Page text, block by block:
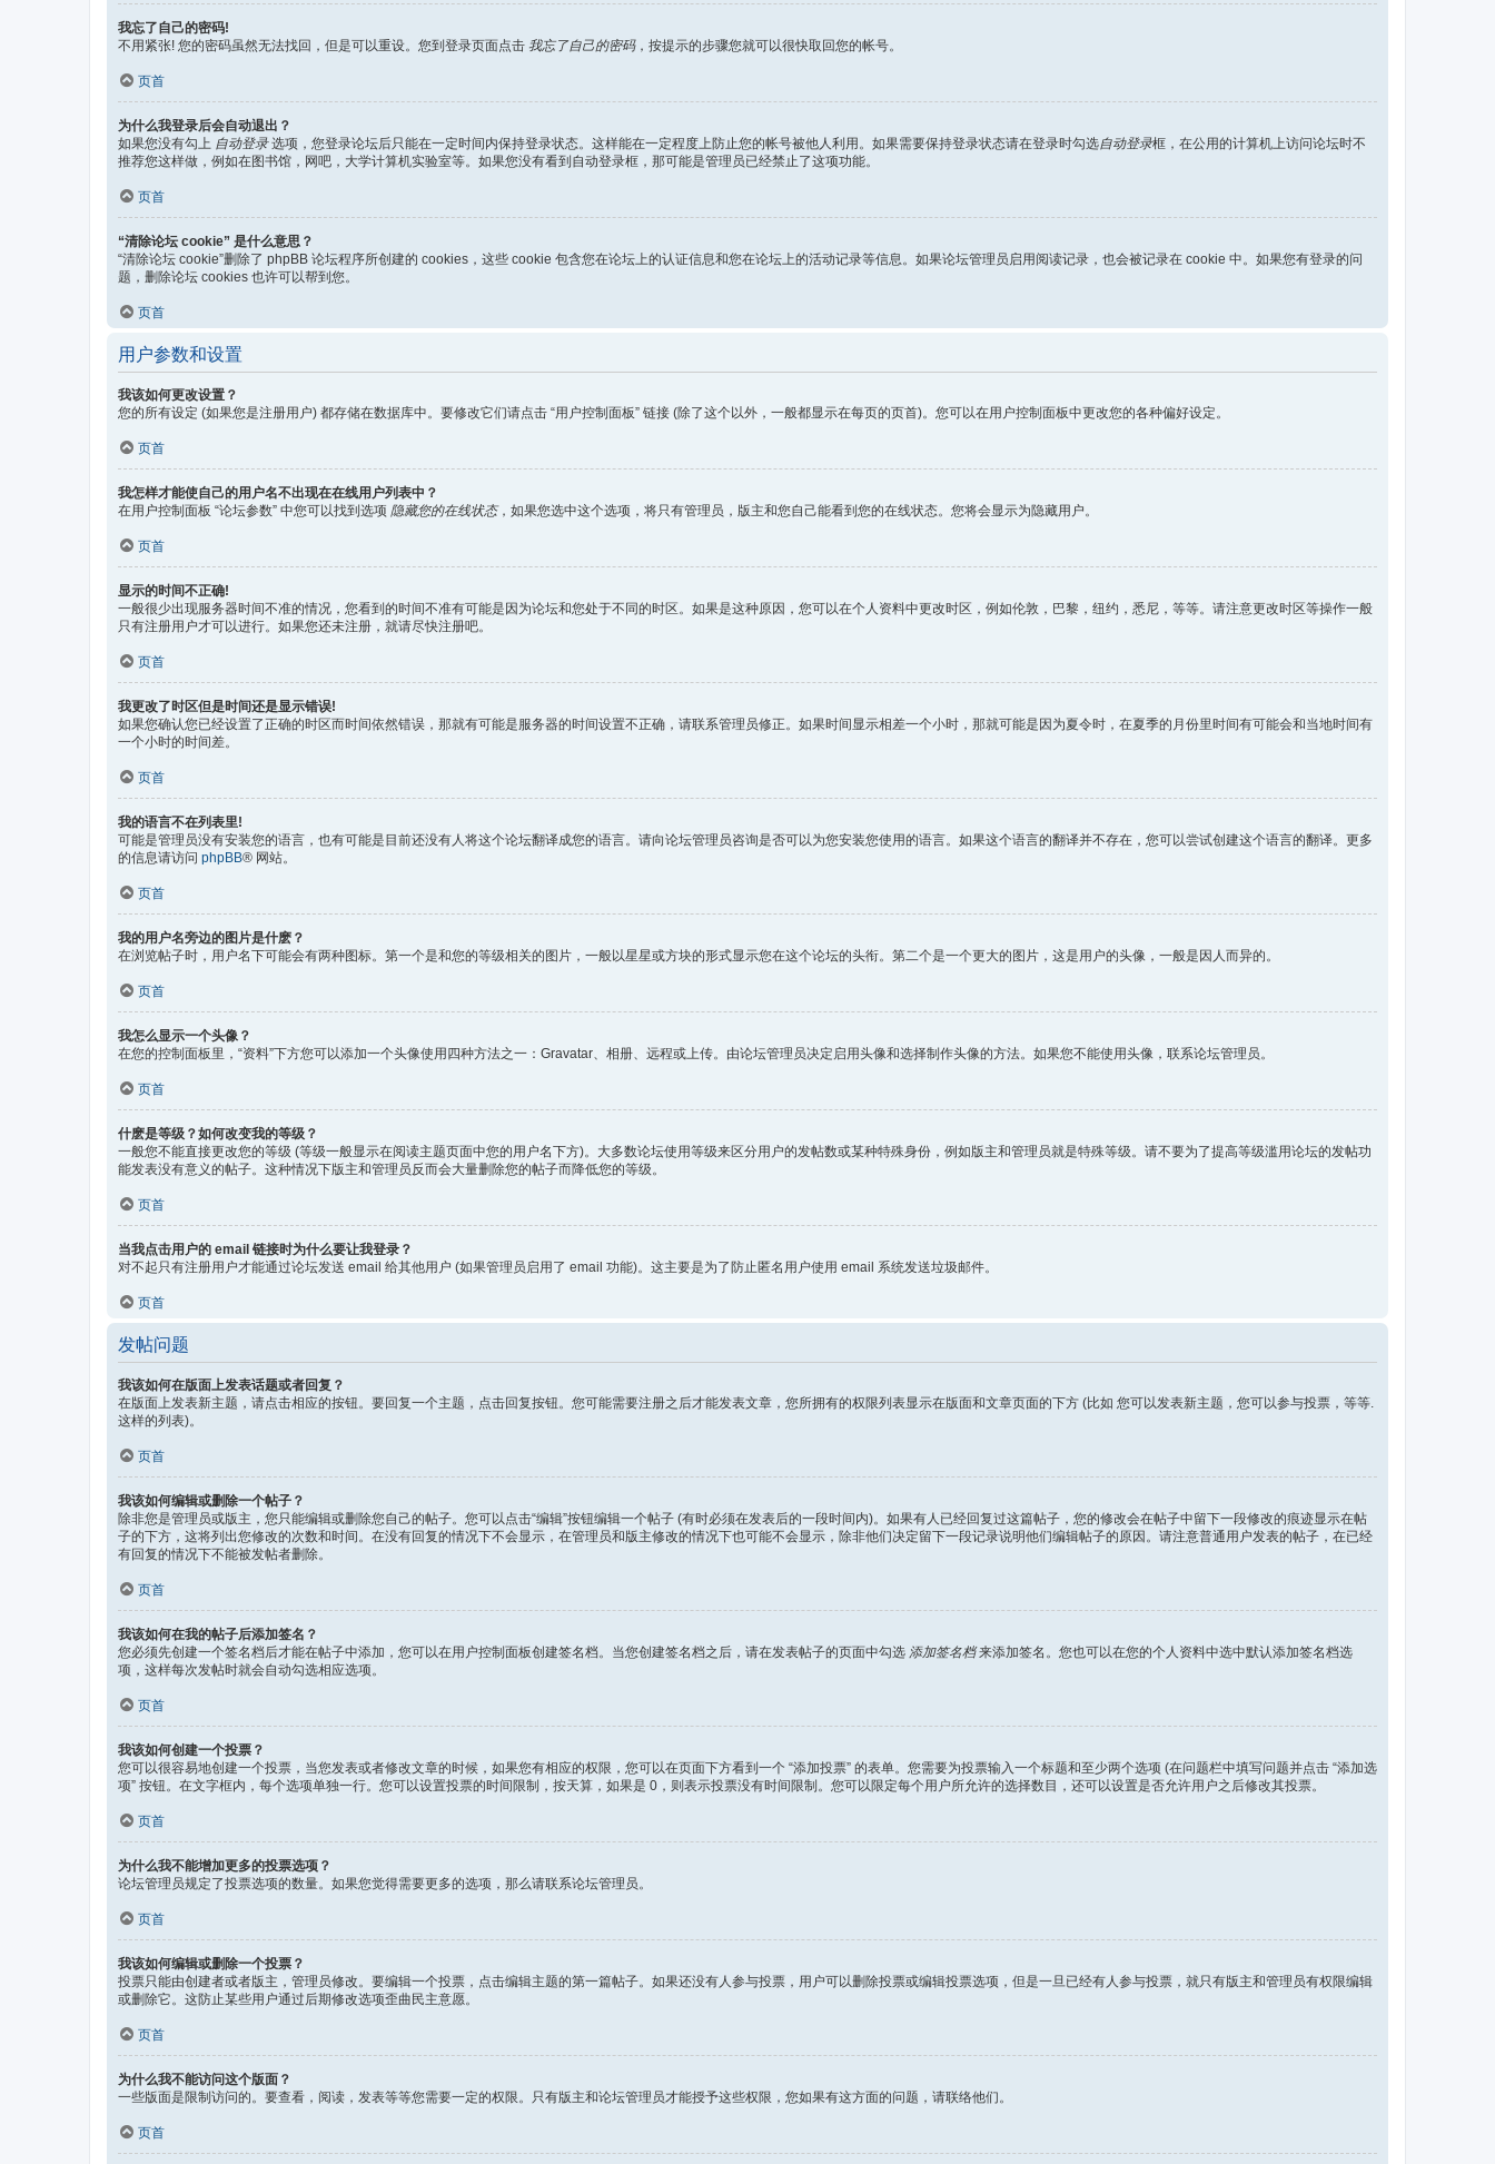
我忘了自己的密码!
不用紧张! 您的密码虽然无法找回，但是可以重设。您到登录页面点击 我忘了自己的密码，按提示的步骤您就可以很快取回您的帐号。
页首
为什么我登录后会自动退出？
如果您没有勾上 自动登录选项，您登录论坛后只能在一定时间内保持登录状态。这样能在一定程度上防止您的帐号被他人利用。如果需要保持登录状态请在登录时勾选自动登录框，在公用的计算机上访问论坛时不
推荐您这样做，例如在图书馆，网吧，大学计算机实验室等。如果您没有看到自动登录框，那可能是管理员已经禁止了这项功能。
页首
“清除论坛 cookie” 是什么意思？
“清除论坛 cookie”删除了 phpBB 论坛程序所创建的 cookies，这些 cookie 包含您在论坛上的认证信息和您在论坛上的活动记录等信息。如果论坛管理员启用阅读记录，也会被记录在 cookie 中。如果您有登录的问
题，删除论坛 cookies 也许可以帮到您。
页首
用户参数和设置
我该如何更改设置？
您的所有设定 (如果您是注册用户) 都存储在数据库中。要修改它们请点击 “用户控制面板” 链接 (除了这个以外，一般都显示在每页的页首)。您可以在用户控制面板中更改您的各种偏好设定。
页首
我怎样才能使自己的用户名不出现在在线用户列表中？
在用户控制面板 “论坛参数” 中您可以找到选项 隐藏您的在线状态，如果您选中这个选项，将只有管理员，版主和您自己能看到您的在线状态。您将会显示为隐藏用户。
页首
显示的时间不正确!
一般很少出现服务器时间不准的情况，您看到的时间不准有可能是因为论坛和您处于不同的时区。如果是这种原因，您可以在个人资料中更改时区，例如伦敦，巴黎，纽约，悉尼，等等。请注意更改时区等操作一般
只有注册用户才可以进行。如果您还未注册，就请尽快注册吧。
页首
我更改了时区但是时间还是显示错误!
如果您确认您已经设置了正确的时区而时间依然错误，那就有可能是服务器的时间设置不正确，请联系管理员修正。如果时间显示相差一个小时，那就可能是因为夏令时，在夏季的月份里时间有可能会和当地时间有
一个小时的时间差。
页首
我的语言不在列表里!
可能是管理员没有安装您的语言，也有可能是目前还没有人将这个论坛翻译成您的语言。请向论坛管理员咨询是否可以为您安装您使用的语言。如果这个语言的翻译并不存在，您可以尝试创建这个语言的翻译。更多
的信息请访问 phpBB® 网站。
页首
我的用户名旁边的图片是什麽？
在浏览帖子时，用户名下可能会有两种图标。第一个是和您的等级相关的图片，一般以星星或方块的形式显示您在这个论坛的头衔。第二个是一个更大的图片，这是用户的头像，一般是因人而异的。
页首
我怎么显示一个头像？
在您的控制面板里，“资料”下方您可以添加一个头像使用四种方法之一：Gravatar、相册、远程或上传。由论坛管理员决定启用头像和选择制作头像的方法。如果您不能使用头像，联系论坛管理员。
页首
什麽是等级？如何改变我的等级？
一般您不能直接更改您的等级 (等级一般显示在阅读主题页面中您的用户名下方)。大多数论坛使用等级来区分用户的发帖数或某种特殊身份，例如版主和管理员就是特殊等级。请不要为了提高等级滥用论坛的发帖功
能发表没有意义的帖子。这种情况下版主和管理员反而会大量删除您的帖子而降低您的等级。
页首
当我点击用户的 email 链接时为什么要让我登录？
对不起只有注册用户才能通过论坛发送 email 给其他用户 (如果管理员启用了 email 功能)。这主要是为了防止匿名用户使用 email 系统发送垃圾邮件。
页首
发帖问题
我该如何在版面上发表话题或者回复？
在版面上发表新主题，请点击相应的按钮。要回复一个主题，点击回复按钮。您可能需要注册之后才能发表文章，您所拥有的权限列表显示在版面和文章页面的下方 (比如 您可以发表新主题，您可以参与投票，等等.
这样的列表)。
页首
我该如何编辑或删除一个帖子？
除非您是管理员或版主，您只能编辑或删除您自己的帖子。您可以点击“编辑”按钮编辑一个帖子 (有时必须在发表后的一段时间内)。如果有人已经回复过这篇帖子，您的修改会在帖子中留下一段修改的痕迹显示在帖
子的下方，这将列出您修改的次数和时间。在没有回复的情况下不会显示，在管理员和版主修改的情况下也可能不会显示，除非他们决定留下一段记录说明他们编辑帖子的原因。请注意普通用户发表的帖子，在已经
有回复的情况下不能被发帖者删除。
页首
我该如何在我的帖子后添加签名？
您必须先创建一个签名档后才能在帖子中添加，您可以在用户控制面板创建签名档。当您创建签名档之后，请在发表帖子的页面中勾选 添加签名档来添加签名。您也可以在您的个人资料中选中默认添加签名档选
项，这样每次发帖时就会自动勾选相应选项。
页首
我该如何创建一个投票？
您可以很容易地创建一个投票，当您发表或者修改文章的时候，如果您有相应的权限，您可以在页面下方看到一个 “添加投票” 的表单。您需要为投票输入一个标题和至少两个选项 (在问题栏中填写问题并点击 “添加选
项” 按钮。在文字框内，每个选项单独一行。您可以设置投票的时间限制，按天算，如果是 0，则表示投票没有时间限制。您可以限定每个用户所允许的选择数目，还可以设置是否允许用户之后修改其投票。
页首
为什么我不能增加更多的投票选项？
论坛管理员规定了投票选项的数量。如果您觉得需要更多的选项，那么请联系论坛管理员。
页首
我该如何编辑或删除一个投票？
投票只能由创建者或者版主，管理员修改。要编辑一个投票，点击编辑主题的第一篇帖子。如果还没有人参与投票，用户可以删除投票或编辑投票选项，但是一旦已经有人参与投票，就只有版主和管理员有权限编辑
或删除它。这防止某些用户通过后期修改选项歪曲民主意愿。
页首
为什么我不能访问这个版面？
一些版面是限制访问的。要查看，阅读，发表等等您需要一定的权限。只有版主和论坛管理员才能授予这些权限，您如果有这方面的问题，请联络他们。
页首